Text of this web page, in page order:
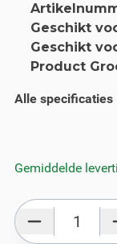
Geschikt
Geschikt
Product
Alle specificaties
Gemiddelde
Aantal